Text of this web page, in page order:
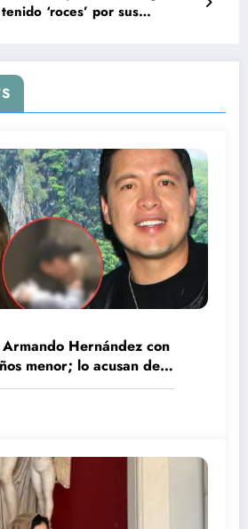
‘roces’ por sus
Hernández con
menor; lo acusan de